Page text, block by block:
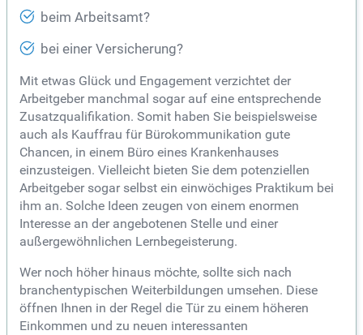
beim Arbeitsamt?
bei einer Versicherung?
Mit etwas Glück und Engagement verzichtet der
Arbeitgeber manchmal sogar auf eine entsprechende
Zusatzqualifikation. Somit haben Sie beispielsweise
auch als Kauffrau für Bürokommunikation gute
Chancen, in einem Büro eines Krankenhauses
einzusteigen. Vielleicht bieten Sie dem potenziellen
Arbeitgeber sogar selbst ein einwöchiges Praktikum bei
ihm an. Solche Ideen zeugen von einem enormen
Interesse an der angebotenen Stelle und einer
außergewöhnlichen Lernbegeisterung.
Wer noch höher hinaus möchte, sollte sich nach
branchentypischen Weiterbildungen umsehen. Diese
öffnen Ihnen in der Regel die Tür zu einem höheren
Einkommen und zu neuen interessanten